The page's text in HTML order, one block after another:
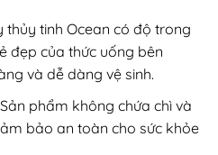
thủy tinh Ocean có độ trong
đẹp của thức uống bên
và dễ dàng vệ sinh.
Sản phẩm không chứa chì và
bảo an toàn cho sức khỏe